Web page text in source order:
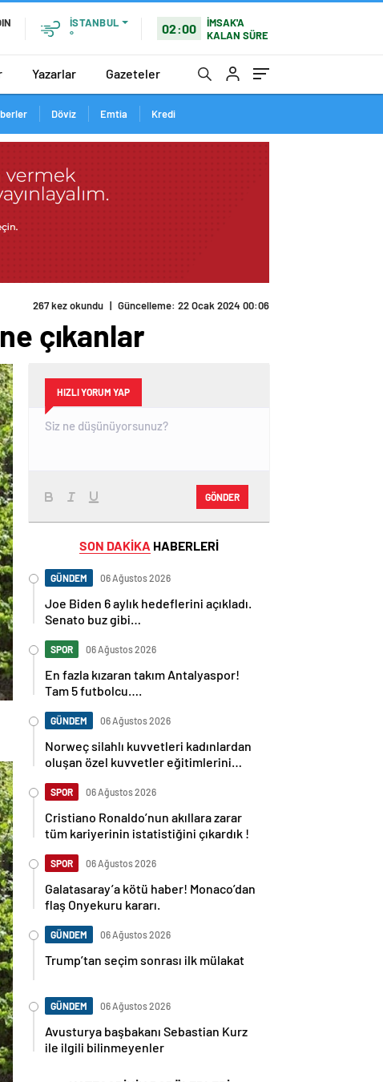
İSTANBUL
°
02:00
İMSAK'A
KALAN SÜRE
Yazarlar Gazeteler
Döviz Emtia Kredi
267 kez okundu | Güncelleme: 22 Ocak 2024 00:06
çıkanlar
HIZLI YORUM YAP
GÖNDER
SON DAKİKA HABERLERİ
GÜNDEM 06 Ağustos 2026
Joe Biden 6 aylık hedeflerini açıkladı.
Senato buz gibi…
SPOR 06 Ağustos 2026
En fazla kızaran takım Antalyaspor!
Tam 5 futbolcu….
GÜNDEM 06 Ağustos 2026
Norweç silahlı kuvvetleri kadınlardan
oluşan özel kuvvetler eğitimlerini
SPOR 06 Ağustos 2026
Cristiano Ronaldo’nun akıllara zarar
tüm kariyerinin istatistiğini çıkardık !
SPOR 06 Ağustos 2026
Galatasaray’a kötü haber! Monaco’dan
flaş Onyekuru kararı.
GÜNDEM 06 Ağustos 2026
Trump’tan seçim sonrası ilk mülakat
GÜNDEM 06 Ağustos 2026
Avusturya başbakanı Sebastian Kurz
ile ilgili bilinmeyenler